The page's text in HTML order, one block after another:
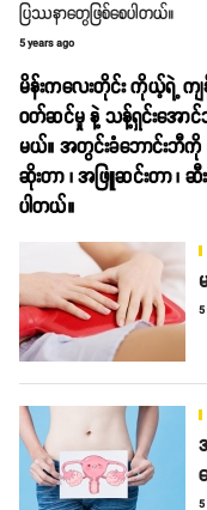
ပြဿနာတွေဖြစ်စေပါတယ်။
5 years ago
မိန်းကလေးတိုင်း ကိုယ့်ရဲ့ ကျ
ဝတ်ဆင်မှု နဲ့ သန့်ရှင်းအေ
မယ်။ အတွင်းခံဘောင်းဘီ
ဆိုးတာ ၊ အဖြူဆင်းတာ ၊ ဆီ
ပါတယ်။
5
5